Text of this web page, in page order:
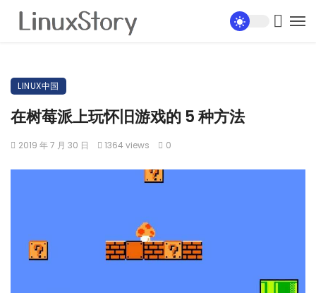
LINUX中国
在树莓派上玩怀旧游戏的 5 种方法
2019 年 7 月 30 日 1364 views 0